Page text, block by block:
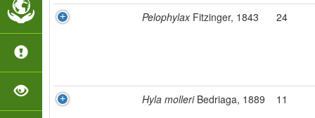
PelophylaxFitzinger, 1843 24
Hyla molleriBedriaga, 1889 11